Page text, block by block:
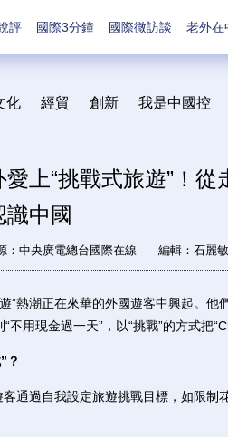
評 國際3分鐘 國際微訪談 老外在
化 經貿 創新 我是中國控
上“挑戰式旅遊”！從
中國
：中央廣電總台國際在線 編輯：石麗敏
潮正在來華的外國遊客中興起。他們
不用現金過一天”，以“挑戰”的方式把
？
通過自我設定旅遊挑戰目標，如限制